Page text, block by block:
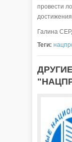
провести
Галина
Теги: